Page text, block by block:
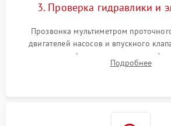
3. Проверка гидравлики и
Прозвонка мультиметром
двигателей насосов и впускного
прессостата (датчика уровня воды),
концевика дверцы и электронного
Подробнее